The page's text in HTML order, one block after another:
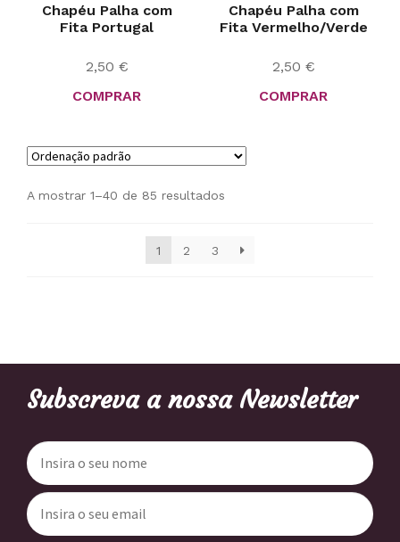
Chapéu Palha com
Fita Portugal
2,50 €
COMPRAR
Chapéu Palha com
Fita Vermelho/Verde
2,50 €
COMPRAR
A mostrar 1–40 de 85 resultados
1 2 3
Subscreva a nossa Newsletter